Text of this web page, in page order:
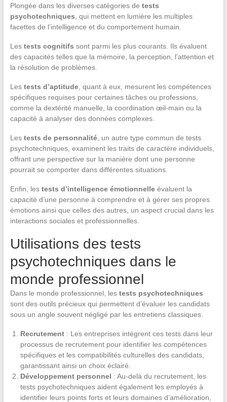
Plongée dans les diverses catégories de tests
psychotechniques , qui mettent en lumière les multiples
facettes de l’intelligence et du comportement humain.
Les tests cognitifs sont parmi les plus courants. Ils évaluent
des capacités telles que la mémoire, la perception, l’attention et
la résolution de problèmes.
Les tests d’aptitude, quant à eux, mesurent les compétences
spécifiques requises pour certaines tâches ou professions,
comme la dextérité manuelle, la coordination œil-main ou la
capacité à analyser des données complexes.
Les tests de personnalité, un autre type commun de tests
psychotechniques, examinent les traits de caractère individuels,
offrant une perspective sur la manière dont une personne
pourrait se comporter dans différentes situations.
Enfin, les tests d’intelligence émotionnelleévaluent la
capacité d’une personne à comprendre et à gérer ses propres
émotions ainsi que celles des autres, un aspect crucial dans les
interactions sociales et professionnelles.
Utilisations des tests
psychotechniques dans le
monde professionnel
Dans le monde professionnel, les tests psychotechniques
sont des outils précieux qui permettent d’évaluer les candidats
sous un angle souvent négligé par les entretiens classiques.
Recrutement: Les entreprises intègrent ces tests dans leur
processus de recrutement pour identifier les compétences
spécifiques et les compatibilités culturelles des candidats,
garantissant ainsi un choix éclairé.
Développement personnel : Au-delà du recrutement, les
tests psychotechniques aident également les employés à
identifier leurs points forts et leurs domaines d’amélioration,